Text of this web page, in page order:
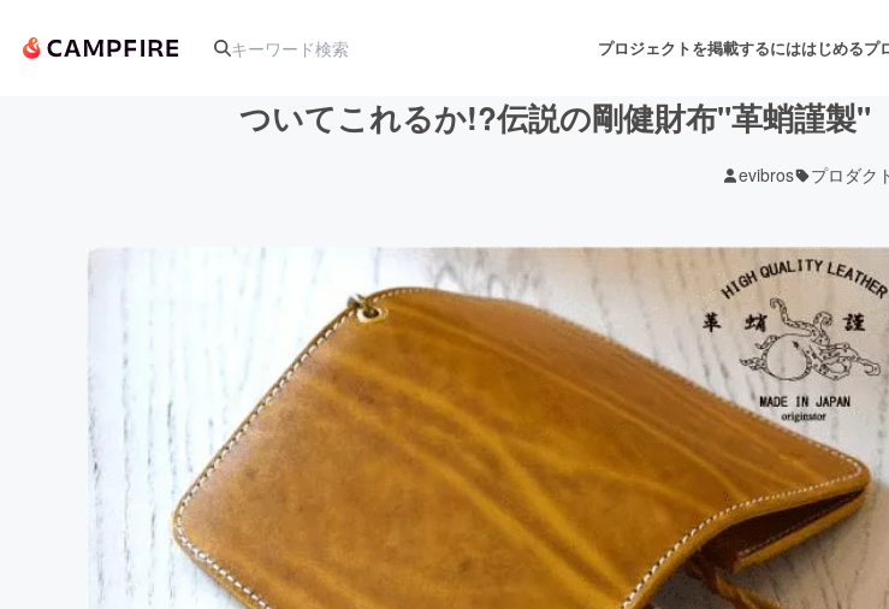
プロジェクトを掲載するにははじめるプ
音楽
テクノロジー・ガジェット ゲーム・サービス開発
映像・映画 書籍・雑誌出版
ビジネス・起業
まちづくり・地域活性化
ついてこれるか!?伝説の剛健財布"革蛸謹製
evibros プロダク